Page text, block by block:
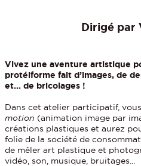
Dirigé par
Vivez une aventure artistique
protéiforme fait d’images, de
et... de bricolages !
Dans cet atelier participatif,
motion (animation image par
créations plastiques et aurez
folie de la société de
de mêler art plastique et
vidéo, son, musique, bruitages...